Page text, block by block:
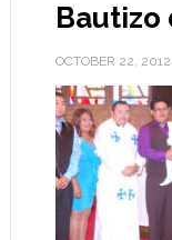
Bautizo
OCTOBER 22, 2012